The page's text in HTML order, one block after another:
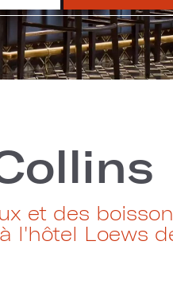
et des
l'hôtel Loews